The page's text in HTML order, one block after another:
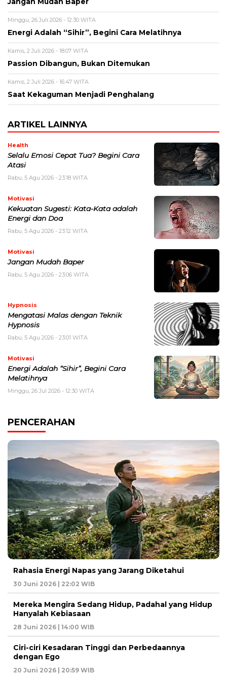
Minggu, 26 Juli 2026 - 12:30 WITA
Energi Adalah “Sihir”, Begini Cara Melatihnya
Kamis, 2 Juli 2026 - 18:07 WITA
Passion Dibangun, Bukan Ditemukan
Kamis, 2 Juli 2026 - 16:47 WITA
Saat Kekaguman Menjadi Penghalang
ARTIKEL LAINNYA
Health
Selalu Emosi Cepat Tua? Begini Cara
Atasi
Rabu, 5 Agu 2026 - 23:18 WITA
Motivasi
Kekuatan Sugesti: Kata-Kata adalah
Energi dan Doa
Rabu, 5 Agu 2026 - 23:12 WITA
Motivasi
Jangan Mudah Baper
Rabu, 5 Agu 2026 - 23:06 WITA
Hypnosis
Mengatasi Malas dengan Teknik
Hypnosis
Rabu, 5 Agu 2026 - 23:01 WITA
Motivasi
Energi Adalah “Sihir”, Begini Cara
Melatihnya
Minggu, 26 Jul 2026 - 12:30 WITA
PENCERAHAN
Rahasia Energi Napas yang Jarang Diketahui
30 Juni 2026 | 22:02 WIB
Mereka Mengira Sedang Hidup, Padahal yang Hidup
Hanyalah Kebiasaan
28 Juni 2026 | 14:00 WIB
Ciri-ciri Kesadaran Tinggi dan Perbedaannya
dengan Ego
20 Juni 2026 | 20:59 WIB